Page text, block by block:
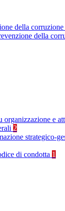
della corruzione
della
e
2
strategico-
di condotta 1